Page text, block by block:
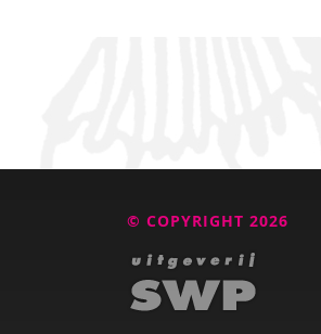
© COPYRIGHT 2026